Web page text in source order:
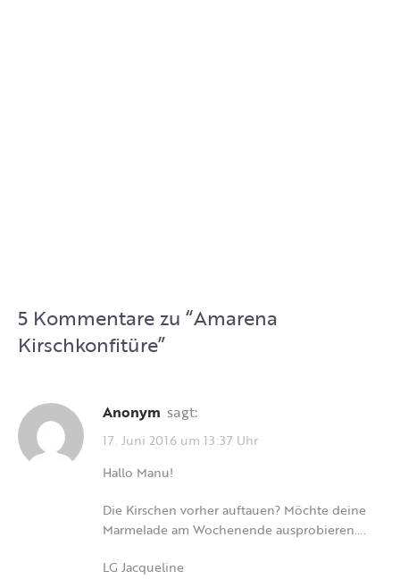
5 Kommentare zu “Amarena
Kirschkonfitüre”
Anonym sagt:
17. Juni 2016 um 13:37 Uhr
Hallo Manu!
Die Kirschen vorher auftauen? Möchte deine
Marmelade am Wochenende ausprobieren….
LG Jacqueline